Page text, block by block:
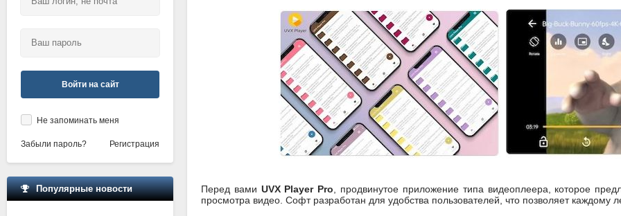
Перед вами UVX Player Pro , продвинутое приложение типа видеоплеера, которое
просмотра видео. Софт разработан для удобства пользователей, что позволяет
Войти на сайт
Не запоминать меня
Забыли пароль? Регистрация
Популярные новости